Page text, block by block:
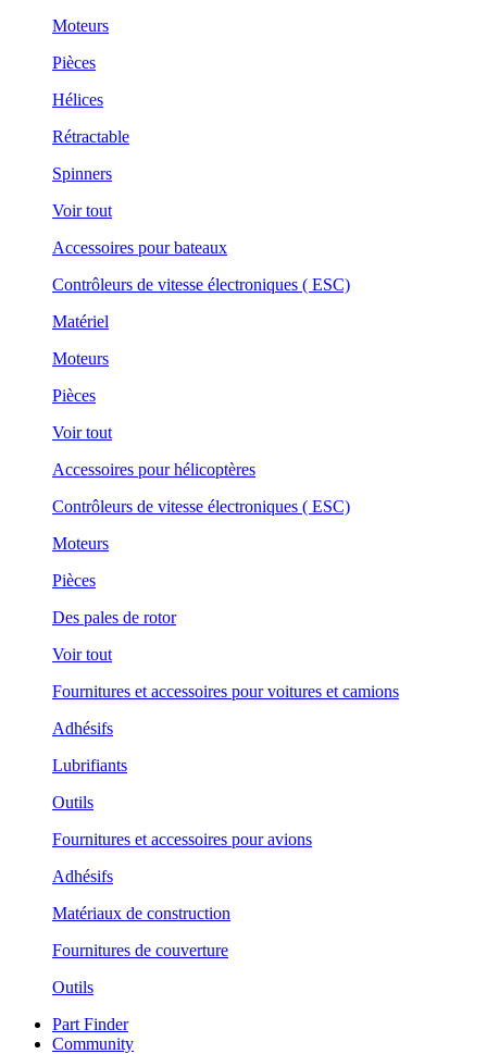
Moteurs
Pièces
Hélices
Rétractable
Spinners
Voir tout
Accessoires pour bateaux
Contrôleurs de vitesse électroniques ( ESC)
Matériel
Moteurs
Pièces
Voir tout
Accessoires pour hélicoptères
Contrôleurs de vitesse électroniques ( ESC)
Moteurs
Pièces
Des pales de rotor
Voir tout
Fournitures et accessoires pour voitures et camions
Adhésifs
Lubrifiants
Outils
Fournitures et accessoires pour avions
Adhésifs
Matériaux de construction
Fournitures de couverture
Outils
Part Finder
Community